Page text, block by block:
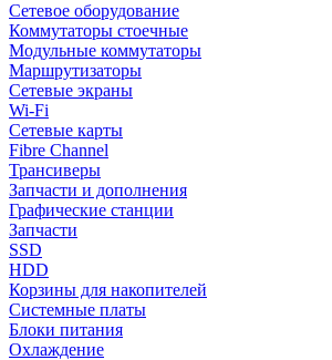
Сетевое оборудование
Коммутаторы стоечные
Модульные коммутаторы
Маршрутизаторы
Сетевые экраны
Wi-Fi
Сетевые карты
Fibre Channel
Трансиверы
Запчасти и дополнения
Графические станции
Запчасти
SSD
HDD
Корзины для накопителей
Системные платы
Блоки питания
Охлаждение